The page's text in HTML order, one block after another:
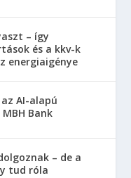
– így
és a kkv-k
energiaigénye
AI-alapú
Bank
– de a
tud róla